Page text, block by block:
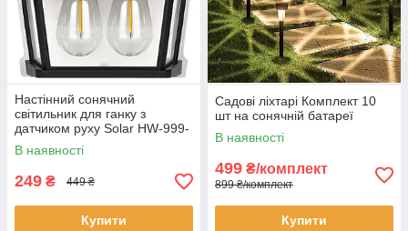
Настінний сонячний
світильник для ганку з
датчиком руху Solar HW-999-
2 Ліхтар на 3 режими
В наявності
249 ₴ 449 ₴
Купити
Садові ліхтарі Комплект 10
шт на сонячній батареї
В наявності
499 ₴/комплект
899 ₴/комплект
Купити